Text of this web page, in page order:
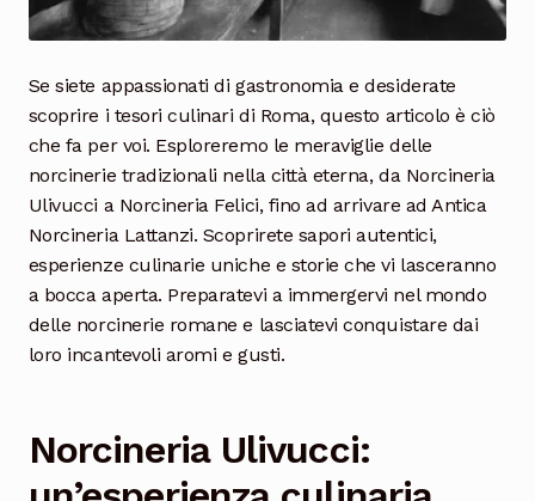
Se siete appassionati di gastronomia e desiderate
scoprire i tesori culinari di Roma, questo articolo è ciò
che fa per voi. Esploreremo le meraviglie delle
norcinerie tradizionali nella città eterna, da Norcineria
Ulivucci a Norcineria Felici, fino ad arrivare ad Antica
Norcineria Lattanzi. Scoprirete sapori autentici,
esperienze culinarie uniche e storie che vi lasceranno
a bocca aperta. Preparatevi a immergervi nel mondo
delle norcinerie romane e lasciatevi conquistare dai
loro incantevoli aromi e gusti.
Norcineria Ulivucci: